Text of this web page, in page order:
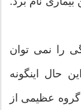
را نمی توان
حال اینگونه
عظیمی از